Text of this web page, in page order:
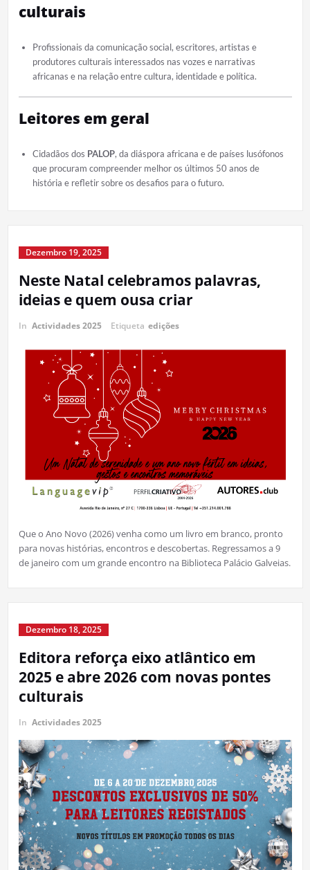
culturais
Profissionais da comunicação social, escritores, artistas e
produtores culturais interessados nas vozes e narrativas
africanas e na relação entre cultura, identidade e política.
Leitores em geral
Cidadãos dos PALOP, da diáspora africana e de países lusófonos
que procuram compreender melhor os últimos 50 anos de
história e refletir sobre os desafios para o futuro.
Dezembro 19, 2025
Neste Natal celebramos palavras,
ideias e quem ousa criar
In Actividades 2025 Etiqueta edições
Que o Ano Novo (2026) venha como um livro em branco, pronto
para novas histórias, encontros e descobertas. Regressamos a 9
de janeiro com um grande encontro na Biblioteca Palácio Galveias.
Dezembro 18, 2025
Editora reforça eixo atlântico em
2025 e abre 2026 com novas pontes
culturais
In Actividades 2025